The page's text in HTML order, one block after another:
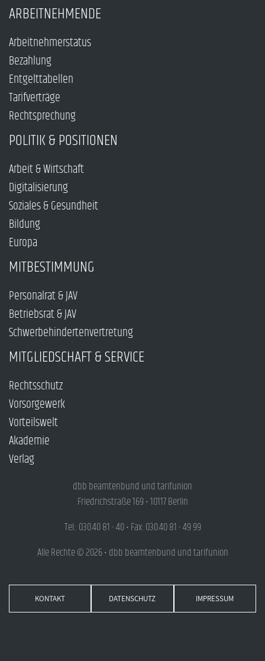
ARBEITNEHMENDE
Arbeitnehmerstatus
Bezahlung
Entgelttabellen
Tarifverträge
Rechtsprechung
POLITIK & POSITIONEN
Arbeit & Wirtschaft
Digitalisierung
Soziales & Gesundheit
Bildung
Europa
MITBESTIMMUNG
Personalrat & JAV
Betriebsrat & JAV
Schwerbehindertenvertretung
MITGLIEDSCHAFT & SERVICE
Rechtsschutz
Vorsorgewerk
Vorteilswelt
Akademie
Verlag
dbb beamtenbund und tarifunion
Friedrichstraße 169 • 10117 Berlin
Tel.: 030.40 81 - 40 • Fax: 030.40 81 - 49 99
Alle Rechte © 2026 • dbb beamtenbund und tarifunion
KONTAKT DATENSCHUTZ IMPRESSUM